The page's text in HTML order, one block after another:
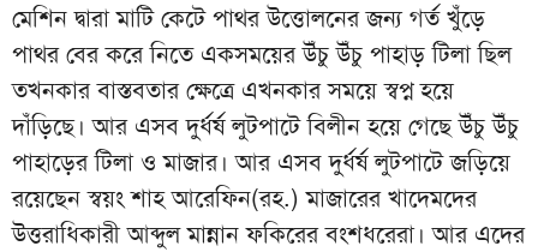
মেশিন দ্বারা মাটি কেটে পাথর উত্তোলনের জন্য গর্ত খুঁড়ে
পাথর বের করে নিতে একসময়ের উঁচু উঁচু পাহাড় টিলা ছিল
তখনকার বাস্তবতার ক্ষেত্রে এখনকার সময়ে স্বপ্ন হয়ে
দাঁড়িছে। আর এসব দুর্ধর্ষ লুটপাটে বিলীন হয়ে গেছে উঁচু উঁচু
পাহাড়ের টিলা ও মাজার। আর এসব দুর্ধর্ষ লুটপাটে জড়িয়ে
রয়েছেন স্বয়ং শাহ আরেফিন(রহ.) মাজারের খাদেমদের
উত্তরাধিকারী আব্দুল মান্নান ফকিরের বংশধরেরা। আর এদের